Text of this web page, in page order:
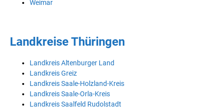
Weimar
Landkreise Thüringen
Landkreis Altenburger Land
Landkreis Greiz
Landkreis Saale-Holzland-Kreis
Landkreis Saale-Orla-Kreis
Landkreis Saalfeld Rudolstadt